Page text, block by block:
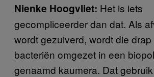
Nienke Hoogvliet: Het is iets
gecompliceerder dan dat. Als
wordt gezuiverd, wordt die
bacteriën omgezet in een
genaamd kaumera. Dat